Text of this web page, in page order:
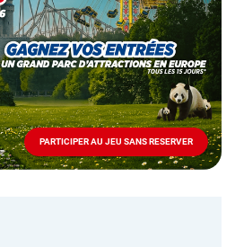
PARTICIPER AU JEU SANS RESERVER
PARTICIPER
AU
JEU